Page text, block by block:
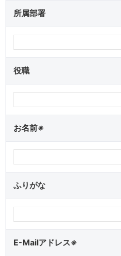
所属部署
役職
お名前※
ふりがな
E-Mailアドレス※